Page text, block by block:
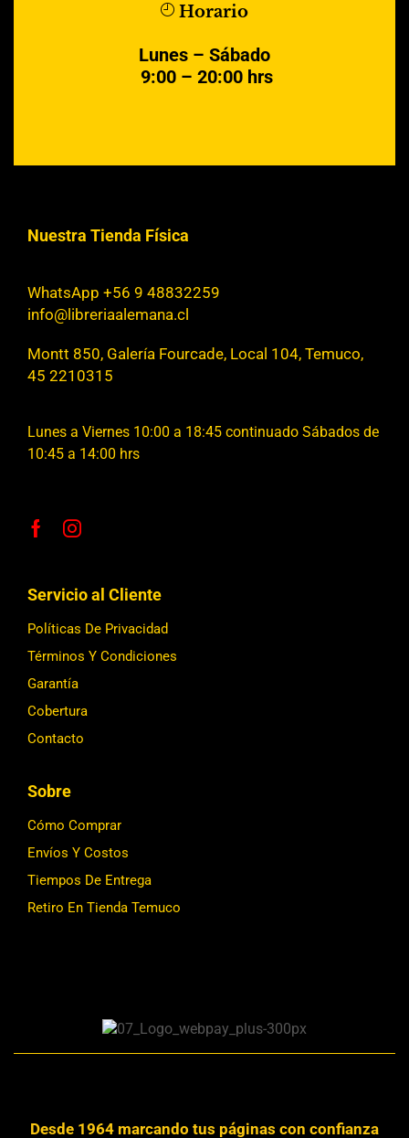
Horario
Lunes – Sábado
9:00 – 20:00 hrs
Nuestra Tienda Física
WhatsApp +56 9 48832259
info@libreriaalemana.cl
Montt 850, Galería Fourcade, Local 104, Temuco,
45 2210315
Lunes a Viernes 10:00 a 18:45 continuado Sábados de
10:45 a 14:00 hrs
Servicio al Cliente
Políticas De Privacidad
Términos Y Condiciones
Garantía
Cobertura
Contacto
Sobre
Cómo Comprar
Envíos Y Costos
Tiempos De Entrega
Retiro En Tienda Temuco
Desde 1964 marcando tus páginas con confianza